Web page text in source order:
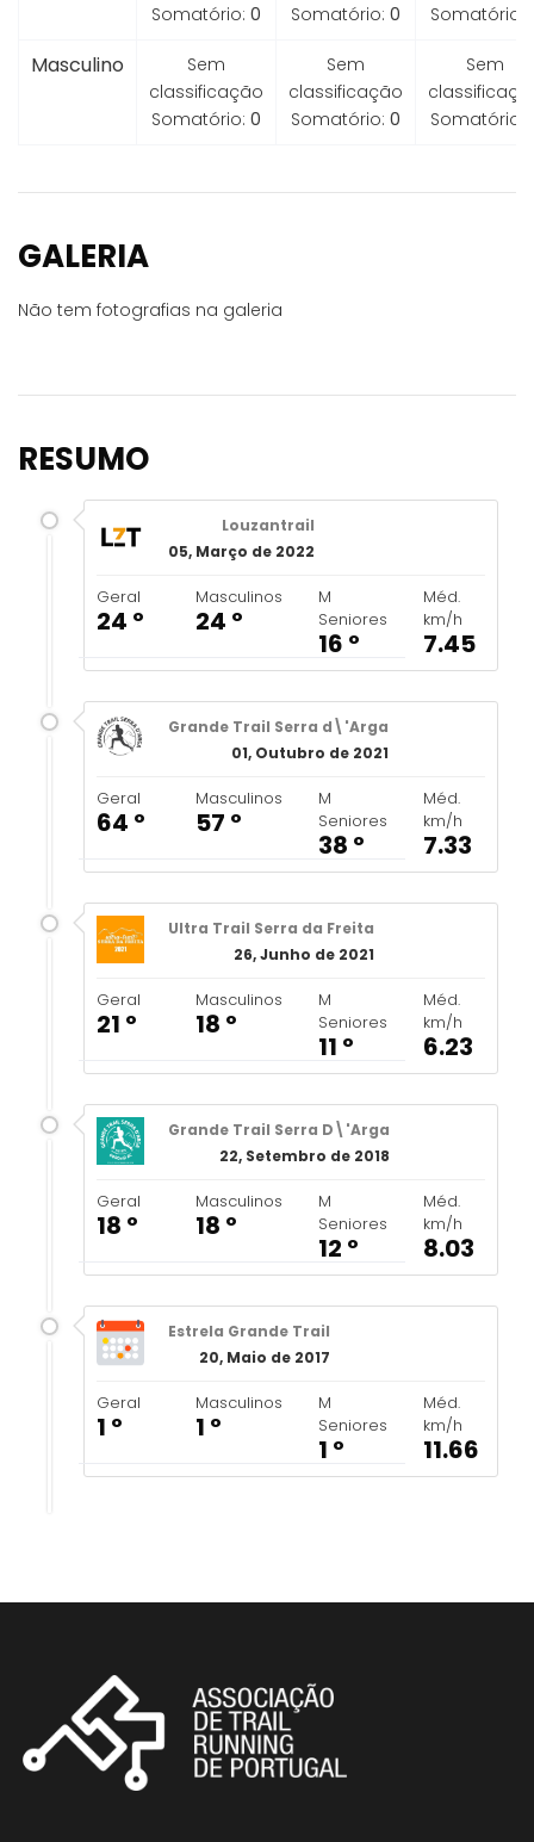
Somatório: 0
Somatório: 0
Somatório:
Masculino
Sem
classificação
Somatório: 0
Sem
classificação
Somatório: 0
Sem
Somatório:
GALERIA
Não tem fotografias na galeria
RESUMO
Louzantrail
05, Março de 2022
Geral
24 º
Masculinos
24 º
M
Seniores
16 º
Méd.
km/h
7.45
Grande Trail Serra d\'Arga
01, Outubro de 2021
Geral
64 º
Masculinos
57 º
M
Seniores
38 º
Méd.
km/h
7.33
Ultra Trail Serra da Freita
26, Junho de 2021
Geral
21 º
Masculinos
18 º
M
Seniores
11 º
Méd.
km/h
6.23
Grande Trail Serra D\'Arga
22, Setembro de 2018
Geral
18 º
Masculinos
18 º
M
Seniores
12 º
Méd.
km/h
8.03
Estrela Grande Trail
20, Maio de 2017
Geral
1 º
Masculinos
1 º
M
Seniores
1 º
Méd.
km/h
11.66